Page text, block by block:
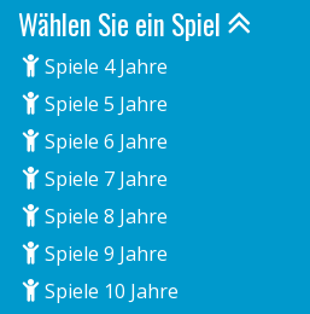
Wählen Sie ein Spiel
Spiele 4 Jahre
Spiele 5 Jahre
Spiele 6 Jahre
Spiele 7 Jahre
Spiele 8 Jahre
Spiele 9 Jahre
Spiele 10 Jahre